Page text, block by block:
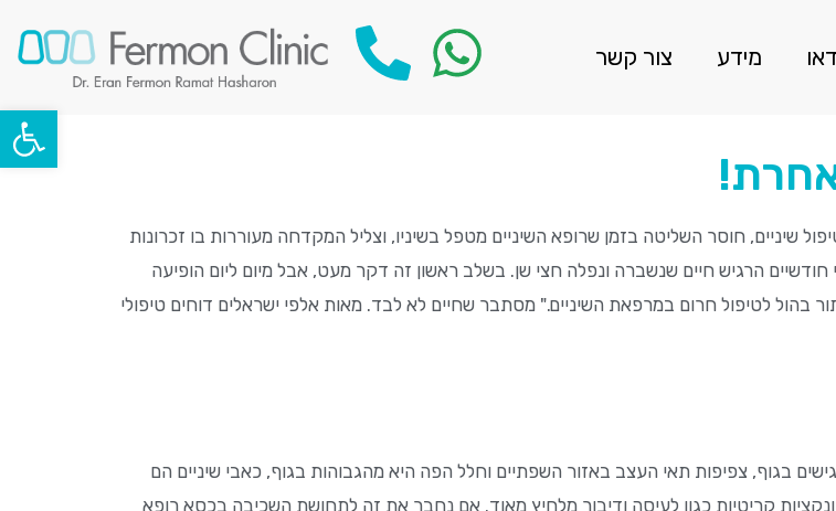
מידע צור קשר
חוסר השליטה בזמן שרופא השיניים מטפל בשיניו, וצליל המקדחה מעוררות בו זכרונות
הרגיש חיים שנשברה ונפלה חצי שן. בשלב ראשון זה דקר מעט, אבל מיום ליום הופיעה
בהול לטיפול חרום במרפאת השיניים." מסתבר שחיים לא לבד. מאות אלפי ישראלים דוחים טיפולי
בגוף, צפיפות תאי העצב באזור השפתיים וחלל הפה היא מהגבוהות בגוף, כאבי שיניים הם
קריטיות כגון לעיסה ודיבור מלחיץ מאוד. אם נחבר את זה לתחושת השכיבה בכסא רופא
פתח